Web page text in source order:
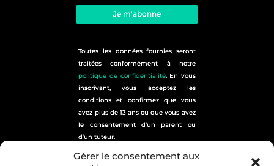
Gérer le consentement aux
Je m'abonne
Toutes les données fournies seront
traitées conformément à notre
politique de confidentialité. En vous
inscrivant, vous acceptez les
conditions et confirmez que vous
avez plus de 13 ans ou que vous avez
le consentement d’un parent ou
d’un tuteur.
plan du site